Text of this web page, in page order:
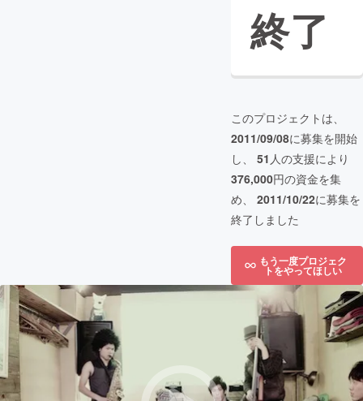
終了
このプロジェクトは、
2011/09/08に募集を開始
し、 51 人の支援により
376,000円の資金を集
め、 2011/10/22に募集を
終了しました
もう一度プロジェク
トをやってほしい